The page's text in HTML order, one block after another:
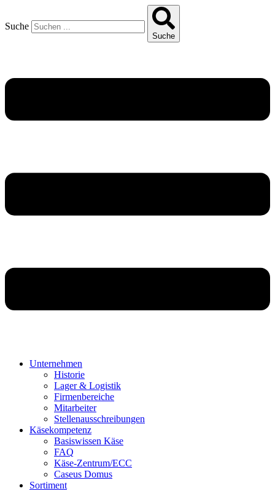
Suche
Suche
Unternehmen
Historie
Lager & Logistik
Firmenbereiche
Mitarbeiter
Stellenausschreibungen
Käsekompetenz
Basiswissen Käse
FAQ
Käse-Zentrum/ECC
Caseus Domus
Sortiment